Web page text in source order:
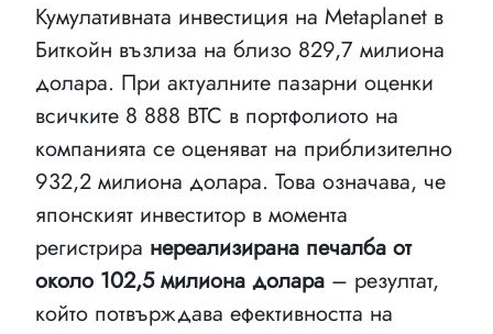
Кумулативната инвестиция на Metaplanet в
Биткойн възлиза на близо 829,7 милиона
долара. При актуалните пазарни оценки
всичките 8 888 BTC в портфолиото на
компанията се оценяват на приблизително
932,2 милиона долара. Това означава, че
японският инвеститор в момента
регистрира нереализирана печалба от
около 102,5 милиона долара – резултат,
който потвърждава ефективността на